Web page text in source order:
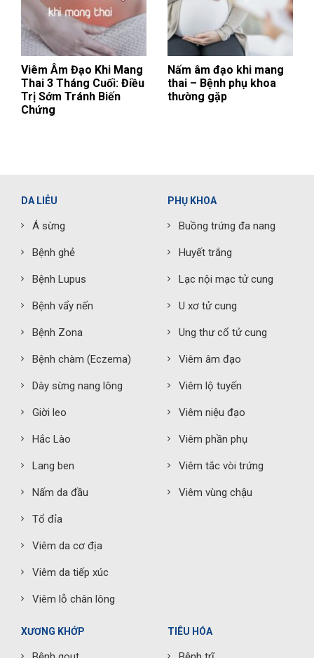
Viêm Âm Đạo Khi Mang
Thai 3 Tháng Cuối: Điều
Trị Sớm Tránh Biến
Chứng
Nấm âm đạo khi mang
thai – Bệnh phụ khoa
thường gặp
DA LIỄU
Á sừng
Bệnh ghẻ
Bệnh Lupus
Bệnh vẩy nến
Bệnh Zona
Bệnh chàm (Eczema)
Dày sừng nang lông
Giời leo
Hắc Lào
Lang ben
Nấm da đầu
Tổ đỉa
Viêm da cơ địa
Viêm da tiếp xúc
Viêm lỗ chân lông
PHỤ KHOA
Buồng trứng đa nang
Huyết trắng
Lạc nội mạc tử cung
U xơ tử cung
Ung thư cổ tử cung
Viêm âm đạo
Viêm lộ tuyến
Viêm niệu đạo
Viêm phần phụ
Viêm tắc vòi trứng
Viêm vùng chậu
XƯƠNG KHỚP TIÊU HÓA